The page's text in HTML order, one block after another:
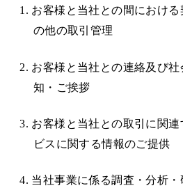
1. お客様と当社との間におけ
の他の取引管理
2. お客様と当社との連絡及び
知・ご挨拶
3. お客様と当社との取引に関
ビスに関する情報のご提供
4. 当社事業に係る調査・分析・